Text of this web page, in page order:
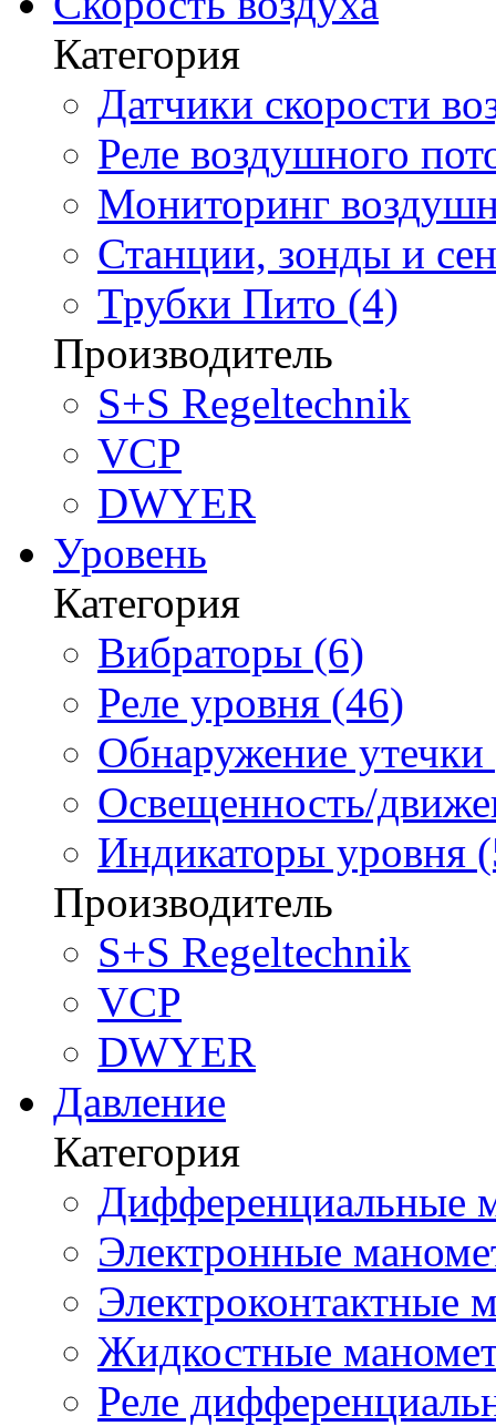
Категория
Датчики скорости
Реле воздушного
Мониторинг
Станции, зонды и
Трубки Пито (4)
Производитель
S+S Regeltechnik
VCP
DWYER
Уровень
Категория
Вибраторы (6)
Реле уровня (46)
Обнаружение утечки
Освещенность/
Индикаторы уровня
Производитель
S+S Regeltechnik
VCP
DWYER
Давление
Категория
Дифференциальные
Электронные
Электроконтактные
Жидкостные
Реле